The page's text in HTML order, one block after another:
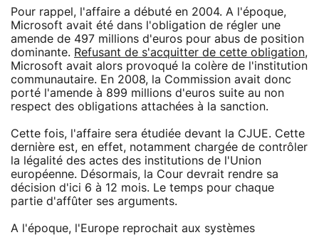
Pour rappel, l'affaire a débuté en 2004. A l'époque,
Microsoft avait été dans l'obligation de régler une
amende de 497 millions d'euros pour abus de position
dominante. Refusant de s'acquitter de cette obligation,
Microsoft avait alors provoqué la colère de l'institution
communautaire. En 2008, la Commission avait donc
porté l'amende à 899 millions d'euros suite au non
respect des obligations attachées à la sanction.
Cette fois, l'affaire sera étudiée devant la CJUE. Cette
dernière est, en effet, notamment chargée de contrôler
la légalité des actes des institutions de l'Union
européenne. Désormais, la Cour devrait rendre sa
décision d'ici 6 à 12 mois. Le temps pour chaque
partie d'affûter ses arguments.
A l'époque, l'Europe reprochait aux systèmes